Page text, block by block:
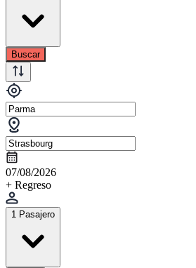
Buscar
07/08/2026
+ Regreso
1 Pasajero